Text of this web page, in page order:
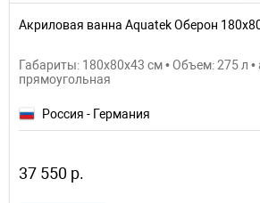
Акриловая ванна Aquatek Оберон
Габариты: 180x80x43 см • Объем: 275 л •
прямоугольная
Россия - Германия
37 550 р.